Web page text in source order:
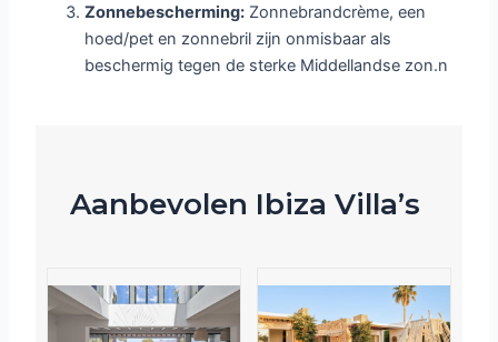
Zonnebescherming: Zonnebrandcrème, een
hoed/pet en zonnebril zijn onmisbaar als
beschermig tegen de sterke Middellandse zon.n
Aanbevolen Ibiza Villa’s